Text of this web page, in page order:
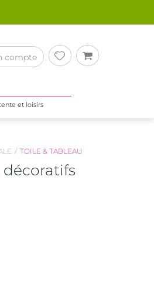
compte
et loisirs
TOILE & TABLEAU